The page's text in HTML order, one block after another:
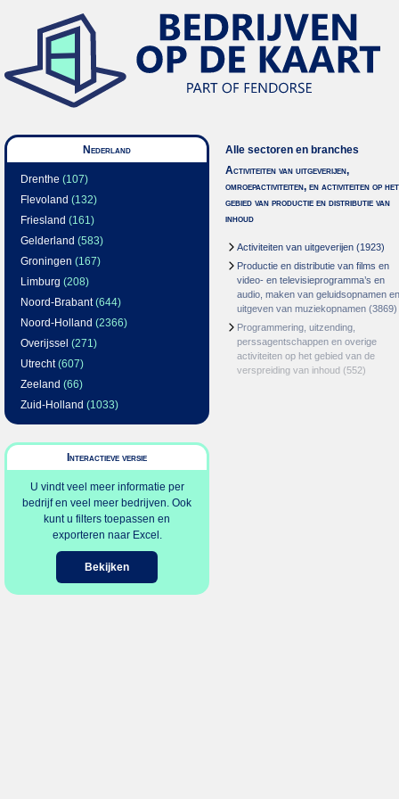
Nederland
Drenthe (107)
Flevoland (132)
Friesland (161)
Gelderland (583)
Groningen (167)
Limburg (208)
Noord-Brabant(644)
Noord-Holland (2366)
Overijssel (271)
Utrecht(607)
Zeeland (66)
Zuid-Holland (1033)
Interactieve versie
U vindt veel meer informatie per
bedrijf en veel meer bedrijven. Ook
kunt u filters toepassen en
exporteren naar Excel.
Bekijken
Alle sectoren en branches
Activiteiten van uitgeverijen,
omroepactiviteiten, en activiteiten op het
gebied van productie en distributie van
inhoud
Activiteiten van uitgeverijen (1923)
Productie en distributie van films en
video- en televisieprogramma’s en
audio, maken van geluidsopnamen en
uitgeven van muziekopnamen (3869)
Programmering, uitzending,
perssagentschappen en overige
activiteiten op het gebied van de
verspreiding van inhoud (552)